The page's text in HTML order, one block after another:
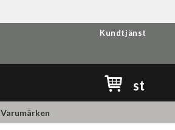
Kundtjänst
st
Varumärken